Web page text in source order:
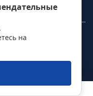
на